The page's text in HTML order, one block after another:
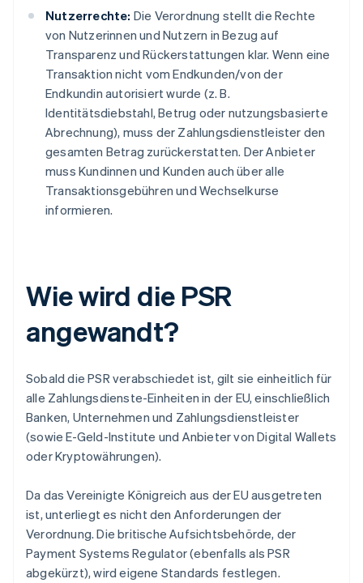
Nutzerrechte: Die Verordnung stellt die Rechte
von Nutzerinnen und Nutzern in Bezug auf
Transparenz und Rückerstattungen klar. Wenn eine
Transaktion nicht vom Endkunden/von der
Endkundin autorisiert wurde (z. B.
Identitätsdiebstahl, Betrug oder nutzungsbasierte
Abrechnung), muss der Zahlungsdienstleister den
gesamten Betrag zurückerstatten. Der Anbieter
muss Kundinnen und Kunden auch über alle
Transaktionsgebühren und Wechselkurse
informieren.
Wie wird die PSR
angewandt?
Sobald die PSR verabschiedet ist, gilt sie einheitlich für
alle Zahlungsdienste-Einheiten in der EU, einschließlich
Banken, Unternehmen und Zahlungsdienstleister
(sowie E-Geld-Institute und Anbieter von Digital Wallets
oder Kryptowährungen).
Da das Vereinigte Königreich aus der EU ausgetreten
ist, unterliegt es nicht den Anforderungen der
Verordnung. Die britische Aufsichtsbehörde, der
Payment Systems Regulator (ebenfalls als PSR
abgekürzt), wird eigene Standards festlegen.